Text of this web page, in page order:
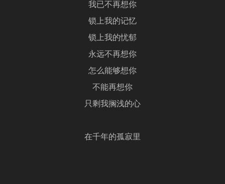
我已不再想你
锁上我的记忆
锁上我的忧郁
永远不再想你
怎么能够想你
不能再想你
只剩我搁浅的心
在千年的孤寂里